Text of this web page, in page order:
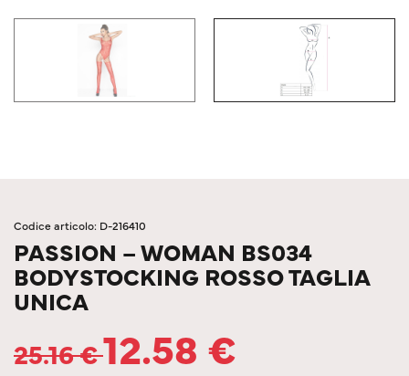
Codice articolo: D-216410
PASSION – WOMAN BS034
BODYSTOCKING ROSSO TAGLIA
UNICA
25.16€12.58 €